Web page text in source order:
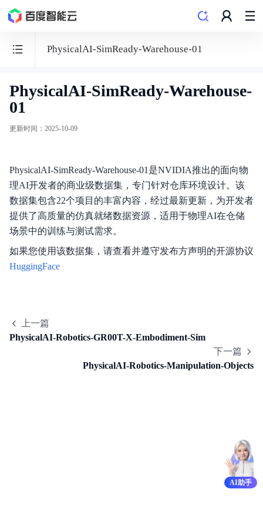
PhysicalAI-SimReady-Warehouse-01
百
度
百
AI
计
算
平
台
产品描述
PhysicalAI-SimReady-Warehouse-
01
更新时间 ： 2025-10-09
PhysicalAI-SimReady-Warehouse-01是NVIDIA推出的面向物
理AI开发者的商业级数据集，专门针对仓库环境设计。该
数据集包含22个项目的丰富内容，经过最新更新，为开发者
提供了高质量的仿真就绪数据资源，适用于物理AI在仓储
场景中的训练与测试需求。
如果您使用该数据集，请查看并遵守发布方声明的开源协议
HuggingFace
上一篇
PhysicalAI-Robotics-GR00T-X-Embodiment-Sim
下一篇
PhysicalAI-Robotics-Manipulation-Objects
AI助手